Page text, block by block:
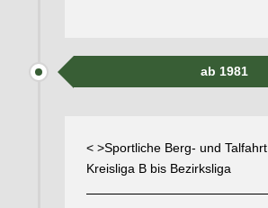
ab 1981
< >Sportliche Berg- und Talfahrt
Kreisliga B bis Bezirksliga